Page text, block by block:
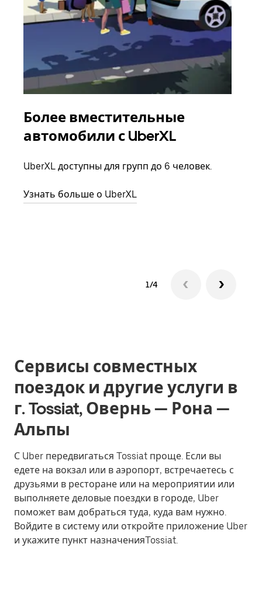
Более вместительные
автомобили с UberXL
UberXL доступны для групп до 6 человек.
Узнать больше о UberXL
1/4
Сервисы совместных
поездок и другие услуги в
г. Tossiat, Овернь — Рона —
Альпы
С Uber передвигаться Tossiat проще. Если вы
едете на вокзал или в аэропорт, встречаетесь с
друзьями в ресторане или на мероприятии или
выполняете деловые поездки в городе, Uber
поможет вам добраться туда, куда вам нужно.
Войдите в систему или откройте приложение Uber
и укажите пункт назначенияTossiat.